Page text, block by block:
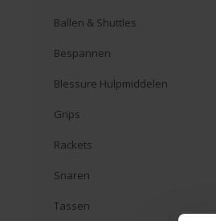
Ballen & Shuttles
Bespannen
Blessure Hulpmiddelen
Grips
Rackets
Snaren
Tassen